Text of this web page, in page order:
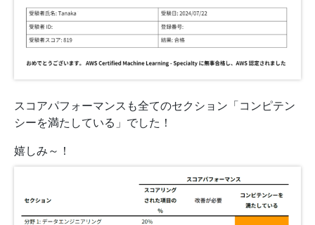
スコアパフォーマンスも全てのセクション「コンピテン
シーを満たしている」でした！
嬉しみ～！